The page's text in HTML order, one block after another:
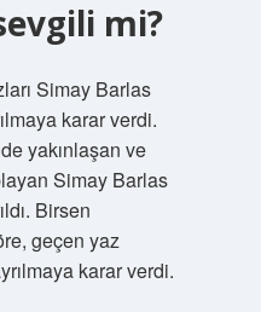
mi?
Simay Barlas
karar verdi.
yakınlaşan ve
Simay Barlas
Birsen
geçen yaz
karar verdi.